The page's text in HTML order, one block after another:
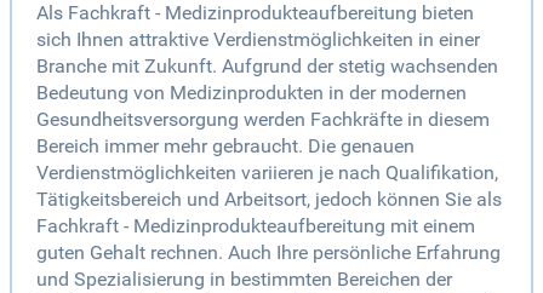
Als Fachkraft - Medizinprodukteaufbereitung bieten
sich Ihnen attraktive Verdienstmöglichkeiten in einer
Branche mit Zukunft. Aufgrund der stetig wachsenden
Bedeutung von Medizinprodukten in der modernen
Gesundheitsversorgung werden Fachkräfte in diesem
Bereich immer mehr gebraucht. Die genauen
Verdienstmöglichkeiten variieren je nach Qualifikation,
Tätigkeitsbereich und Arbeitsort, jedoch können Sie als
Fachkraft - Medizinprodukteaufbereitung mit einem
guten Gehalt rechnen. Auch Ihre persönliche Erfahrung
und Spezialisierung in bestimmten Bereichen der